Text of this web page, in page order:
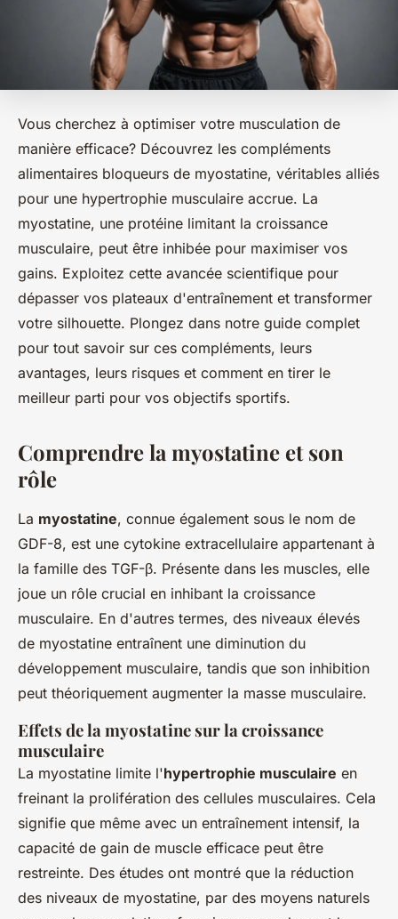
Vous cherchez à optimiser votre musculation de
manière efficace? Découvrez les compléments
alimentaires bloqueurs de myostatine, véritables alliés
pour une hypertrophie musculaire accrue. La
myostatine, une protéine limitant la croissance
musculaire, peut être inhibée pour maximiser vos
gains. Exploitez cette avancée scientifique pour
dépasser vos plateaux d'entraînement et transformer
votre silhouette. Plongez dans notre guide complet
pour tout savoir sur ces compléments, leurs
avantages, leurs risques et comment en tirer le
meilleur parti pour vos objectifs sportifs.
Comprendre la myostatine et son
rôle
La myostatine, connue également sous le nom de
GDF-8, est une cytokine extracellulaire appartenant à
la famille des TGF-β. Présente dans les muscles, elle
joue un rôle crucial en inhibant la croissance
musculaire. En d'autres termes, des niveaux élevés
de myostatine entraînent une diminution du
développement musculaire, tandis que son inhibition
peut théoriquement augmenter la masse musculaire.
Effets de la myostatine sur la croissance
musculaire
La myostatine limite l'hypertrophie musculaire en
freinant la prolifération des cellules musculaires. Cela
signifie que même avec un entraînement intensif, la
capacité de gain de muscle efficace peut être
restreinte. Des études ont montré que la réduction
des niveaux de myostatine, par des moyens naturels